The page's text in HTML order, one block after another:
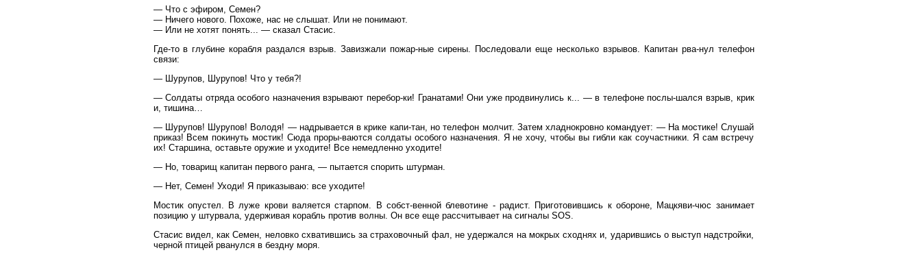
— Что с эфиром, Семен?
— Ничего нового. Похоже, нас не слышат. Или не понимают.
— Или не хотят понять... — сказал Стасис.
Где-то в глубине корабля раздался взрыв. Завизжали пожар-ные сирены. Последовали еще несколько взрывов. Капитан рва-нул телефон
связи:
— Шурупов, Шурупов! Что у тебя?!
— Солдаты отряда особого назначения взрывают перебор-ки! Гранатами! Они уже продвинулись к... — в телефоне послы-шался взрыв, крик
и, тишина…
— Шурупов! Шурупов! Володя! — надрывается в крике капи-тан, но телефон молчит. Затем хладнокровно командует: — На мостике! Слушай
приказ! Всем покинуть мостик! Сюда проры-ваются солдаты особого назначения. Я не хочу, чтобы вы гибли как соучастники. Я сам встречу
их! Старшина, оставьте оружие и уходите! Все немедленно уходите!
— Но, товарищ капитан первого ранга, — пытается спорить штурман.
— Нет, Семен! Уходи! Я приказываю: все уходите!
Мостик опустел. В луже крови валяется старпом. В собст-венной блевотине - радист. Приготовившись к обороне, Мацкяви-чюс занимает
позицию у штурвала, удерживая корабль против волны. Он все еще рассчитывает на сигналы SOS.
Стасис видел, как Семен, неловко схватившись за страховочный фал, не удержался на мокрых сходнях и, ударившись о выступ надстройки,
черной птицей рванулся в бездну моря.